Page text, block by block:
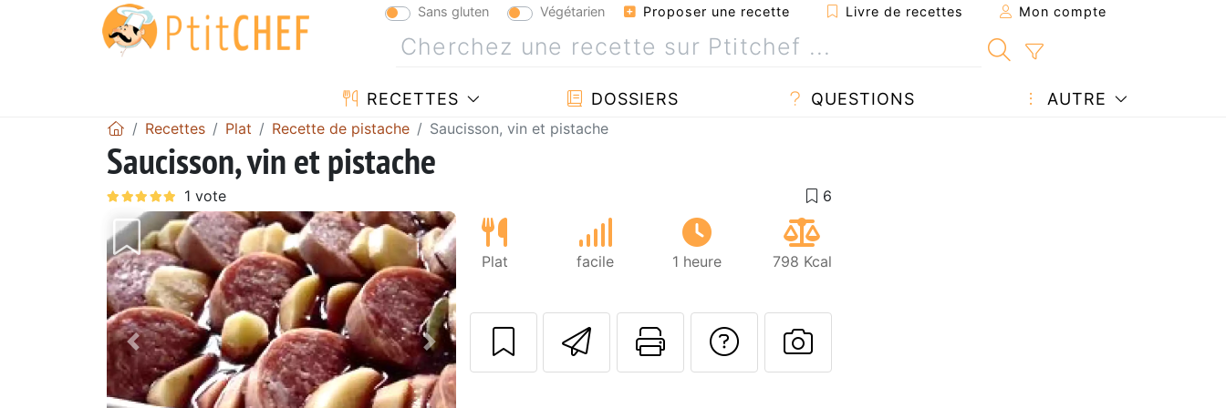
Sans gluten Végétarien Proposer une recette Livre de recettes Mon compte
RECETTES DOSSIERS QUESTIONS AUTRE
Recettes Plat Recette de pistache Saucisson, vin et pistache
Saucisson, vin et pistache
Précédent Suivant
Plat facile 1 heure 798 Kcal
Envoyer cette recette à un ami
Imprimer cette page
Poser une question à l'auteur
Publier votre photo de cette